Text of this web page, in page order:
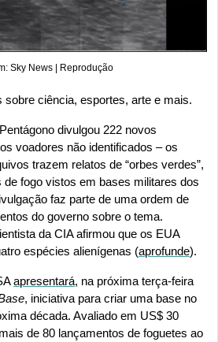
Sky News | Reprodução
sobre ciência, esportes, arte e mais.
divulgou 222 novos
voadores não identificados – os
trazem relatos de “orbes verdes”,
fogo vistos em bases militares dos
faz parte de uma ordem de
do governo sobre o tema.
da CIA afirmou que os EUA
espécies alienígenas (aprofunde).
apresentará, na próxima terça-feira
, iniciativa para criar uma base no
década. Avaliado em US$ 30
de 80 lançamentos de foguetes ao